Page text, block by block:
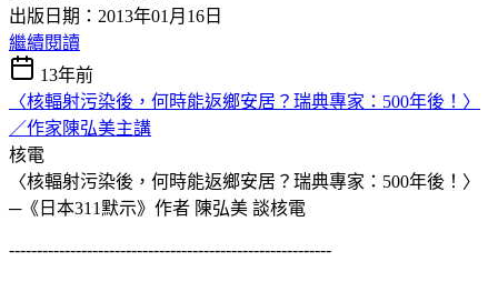
出版日期：2013年01月16日
繼續閱讀
13年前
〈核輻射污染後，何時能返鄉安居？瑞典專家：500年後！〉
／作家陳弘美主講
核電
〈核輻射污染後，何時能返鄉安居？瑞典專家：500年後！〉
─《日本311默示》作者 陳弘美 談核電
----------------------------------------------------------